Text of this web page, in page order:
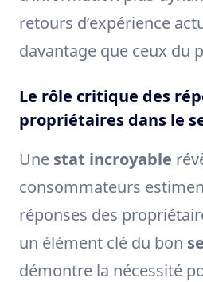
retours d’expérience
davantage que ceux du
Le rôle critique des
propriétaires dans le
Une stat incroyable
consommateurs
réponses des
un élément clé du bon
démontre la nécessité